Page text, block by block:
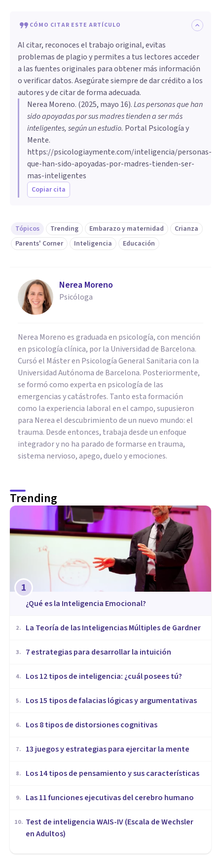
CÓMO CITAR ESTE ARTÍCULO
Al citar, reconoces el trabajo original, evitas
problemas de plagio y permites a tus lectores acceder
a las fuentes originales para obtener más información
o verificar datos. Asegúrate siempre de dar crédito a los
autores y de citar de forma adecuada.
Nerea Moreno. (2025, mayo 16).Las personas que han
sido apoyadas por sus madres tienden a ser más
inteligentes, según un estudio. Portal Psicología y
Mente.
https://psicologiaymente.com/inteligencia/personas-
que-han-sido-apoyadas-por-madres-tienden-ser-
mas-inteligentes
Copiar cita
Tópicos Trending Embarazo y maternidad
Crianza
Parents' Corner
Inteligencia Educación
Nerea Moreno
Psicóloga
Nerea Moreno es graduada en psicología, con mención
en psicología clínica, por la Universidad de Barcelona.
Cursó el Máster en Psicología General Sanitaria con la
Universidad Autónoma de Barcelona. Posteriormente,
se formó como experta en psicología de las
emergencias y catástrofes. Tanto esta formación
como la experiencia laboral en el campo, supusieron
para Nerea el descubrimiento de un nuevo mundo: el
trauma. Desde entonces, trabaja desde un enfoque
integrador y no ha parado de formarse en trauma,
sistema nervioso, apego, duelo y emociones.
Trending
1
¿Qué es la Inteligencia Emocional?
2. La Teoría de las Inteligencias Múltiples de Gardner
3. 7 estrategias para desarrollar la intuición
4. Los 12 tipos de inteligencia: ¿cuál posees tú?
5. Los 15 tipos de falacias lógicas y argumentativas
6. Los 8 tipos de distorsiones cognitivas
7. 13 juegos y estrategias para ejercitar la mente
8. Los 14 tipos de pensamiento y sus características
9. Las 11 funciones ejecutivas del cerebro humano
10. Test de inteligencia WAIS-IV (Escala de Wechsler
en Adultos)